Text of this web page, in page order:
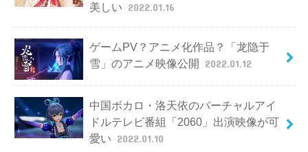
美しい 2022.01.16
ゲームPV？アニメ化作品？「龙隐于
雪」のアニメ映像公開 2022.01.12
中国ボカロ・洛天依のバーチャルアイ
ドルテレビ番組「2060」出演映像が可
愛い 2022.01.10